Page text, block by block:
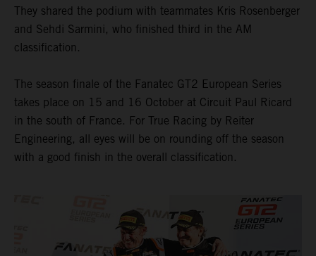
They shared the podium with teammates Kris Rosenberger
and Sehdi Sarmini, who finished third in the AM
classification.
The season finale of the Fanatec GT2 European Series
takes place on 15 and 16 October at Circuit Paul Ricard
in the south of France. For True Racing by Reiter
Engineering, all eyes will be on rounding off the season
with a good finish in the overall classification.